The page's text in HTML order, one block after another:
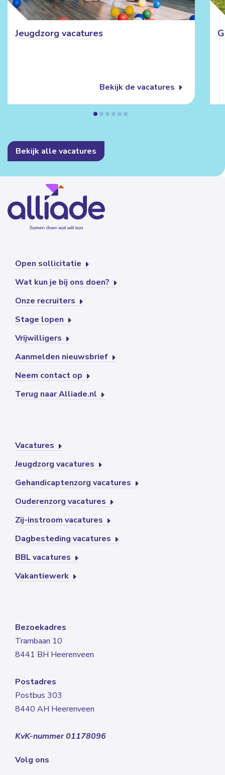
Jeugdzorg vacatures
Bekijk de vacatures
Bekijk alle vacatures
Open sollicitatie
Wat kun je bij ons doen?
Onze recruiters
Stage lopen
Vrijwilligers
Aanmelden nieuwsbrief
Neem contact op
Terug naar Alliade.nl
Vacatures
Jeugdzorg vacatures
Gehandicaptenzorg vacatures
Ouderenzorg vacatures
Zij-instroom vacatures
Dagbesteding vacatures
BBL vacatures
Vakantiewerk
Bezoekadres
Trambaan 10
8441 BH Heerenveen
Postadres
Postbus 303
8440 AH Heerenveen
KvK-nummer 01178096
Volg ons